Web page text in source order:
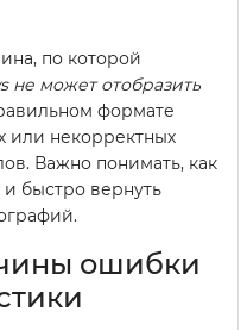
по которой
не может отобразить
формате
или некорректных
Важно понимать, как
быстро вернуть
ошибки